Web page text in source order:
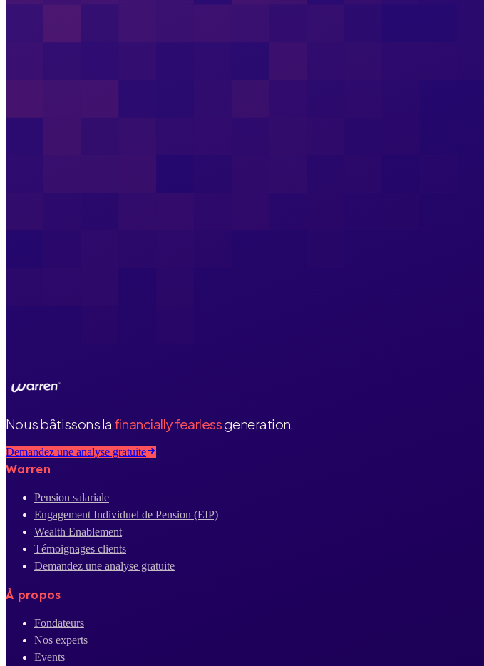
Nous bâtissons la financially fearlessgeneration.
Demandez une analyse gratuite
Warren
Pension salariale
Engagement Individuel de Pension (EIP)
Wealth Enablement
Témoignages clients
Demandez une analyse gratuite
À propos
Fondateurs
Nos experts
Events